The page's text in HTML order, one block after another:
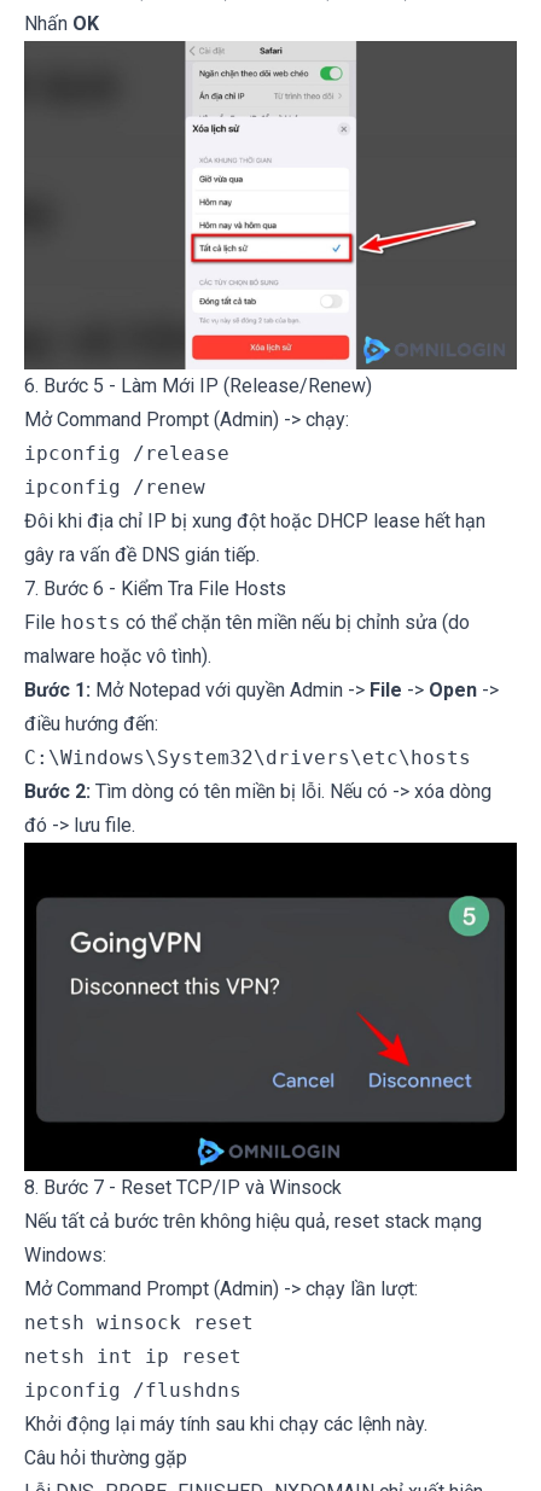
Nhấn OK
6. Bước 5 - Làm Mới IP (Release/Renew)
Mở Command Prompt (Admin) -> chạy:
ipconfig /release
Đôi khi địa chỉ IP bị xung đột hoặc DHCP lease hết hạn
gây ra vấn đề DNS gián tiếp.
7. Bước 6 - Kiểm Tra File Hosts
File hosts có thể chặn tên miền nếu bị chỉnh sửa (do
malware hoặc vô tình).
Bước 1: Mở Notepad với quyền Admin -> File -> Open ->
điều hướng đến:
C:\Windows\System32\drivers\etc\hosts
Bước 2: Tìm dòng có tên miền bị lỗi. Nếu có -> xóa dòng
đó -> lưu file.
8. Bước 7 - Reset TCP/IP và Winsock
Nếu tất cả bước trên không hiệu quả, reset stack mạng
Windows:
Mở Command Prompt (Admin) -> chạy lần lượt:
netsh winsock reset
netsh int ip reset
Khởi động lại máy tính sau khi chạy các lệnh này.
Câu hỏi thường gặp